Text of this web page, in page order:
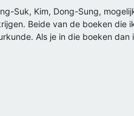
Suk, Kim, Dong-Sung,
Beide van de boeken die
Als je in die boeken dan